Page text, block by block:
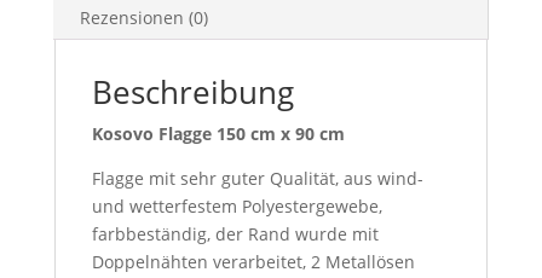
Rezensionen (0)
Beschreibung
Kosovo Flagge 150 cm x 90 cm
Flagge mit sehr guter Qualität, aus wind-
und wetterfestem Polyestergewebe,
farbbeständig, der Rand wurde mit
Doppelnähten verarbeitet, 2 Metallösen